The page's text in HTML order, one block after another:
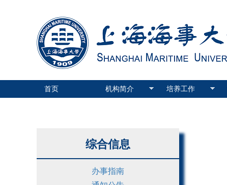
首页 机构简介 培养工作
综合信息
办事指南